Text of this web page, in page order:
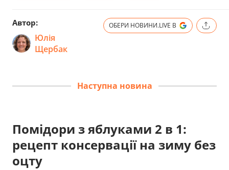
Автор:
Юлія
Щербак
ОБЕРИ НОВИНИ.LIVE В
Наступна новина
Помідори з яблуками 2 в 1:
рецепт консервації на зиму без
оцту